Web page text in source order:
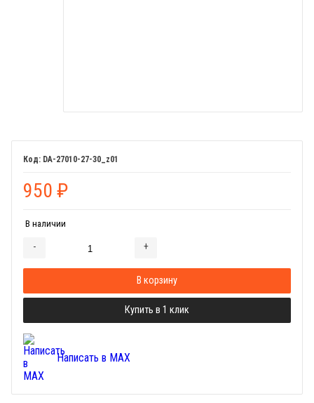
DA-27010-27-30_z01
950 ₽
В наличии
- +
В корзину
Купить в 1 клик
Написать в MAX